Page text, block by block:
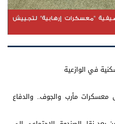
"معسكرات إرهابية" لتجييش
في الوازعية
معسكرات مأرب والجوف.. والدفاع